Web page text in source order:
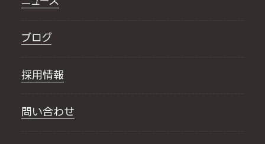
ブログ
採用情報
問い合わせ